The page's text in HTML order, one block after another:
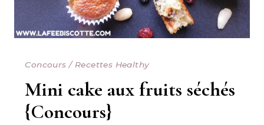
Concours / Recettes Healthy
Mini cake aux fruits séchés
{Concours}